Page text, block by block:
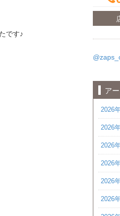
です♪
ア
2026
2026
2026
2026
2026
2026